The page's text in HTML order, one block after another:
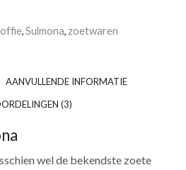
,Sulmona, zoetwaren
AANVULLENDE INFORMATIE
(3)
wel de bekendste zoete